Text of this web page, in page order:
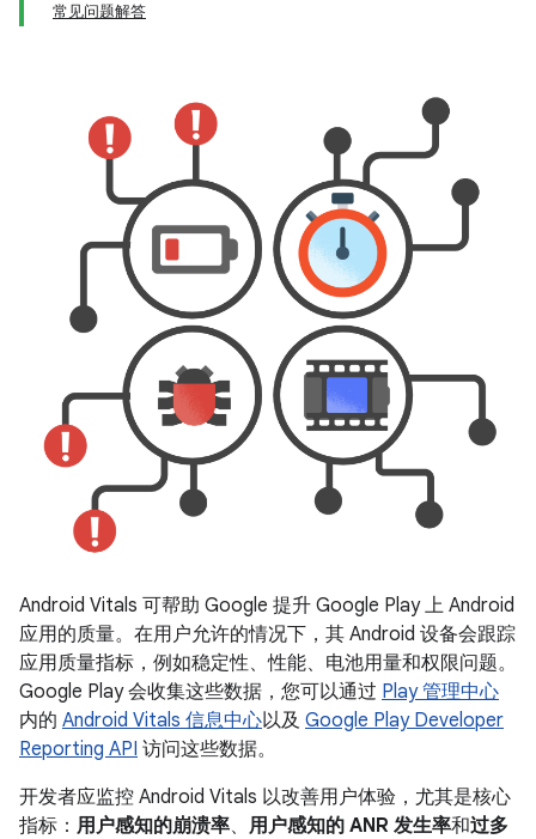
常见问题解答
Android Vitals 可帮助 Google 提升 Google Play 上 Android
应用的质量。在用户允许的情况下，其 Android 设备会跟踪
应用质量指标，例如稳定性、性能、电池用量和权限问题。
Google Play 会收集这些数据，您可以通过 Play 管理中心
内的 Android Vitals 信息中心以及 Google Play Developer
Reporting API 访问这些数据。
开发者应监控 Android Vitals 以改善用户体验，尤其是核心
指标： 用户感知的崩溃率、 用户感知的 ANR 发生率和过多